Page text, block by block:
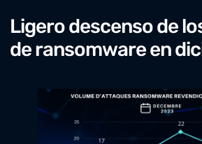
Ligero descenso de
de ransomware en